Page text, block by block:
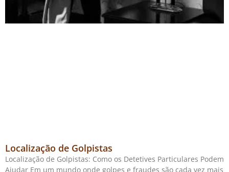
Localização de Golpistas
Localização de Golpistas: Como os Detetives Particulares Podem
Ajudar Em um mundo onde golpes e fraudes são cada vez mais